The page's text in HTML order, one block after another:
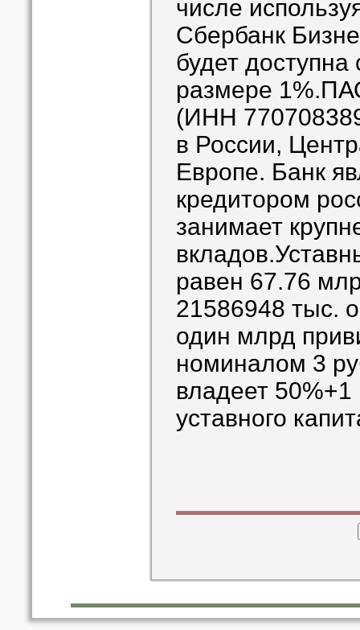
числе
Сбербанк
будет
размере
(ИНН
в России,
Европе. Банк
кредитором
занимает
равен 67.76
21586948 тыс.
один млрд
номиналом 3
владеет
уставного